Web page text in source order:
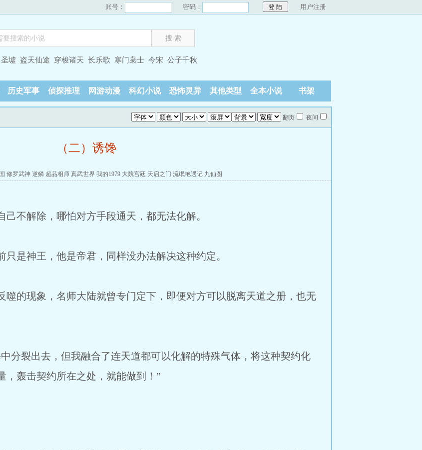
账号： 密码： 用户注册
圣墟 盗天仙途 穿梭诸天 长乐歌 寒门枭士 今宋 公子千秋
历史军事 侦探推理 网游动漫 科幻小说 恐怖灵异 其他类型 全本小说 书架
翻页 夜间
（二）诱馋
修罗武神 逆鳞 超品相师 真武世界 我的1979 大魏宫廷 天启之门 流氓艳遇记 九仙图
不解除，哪怕对方手段通天，都无法化解。
是神王，他是帝君，同样没办法解决这种约定。
的现象，名师大陆就曾专门定下，即便对方可以脱离天道之册，也无
裂出去，但我融合了连天道都可以化解的特殊气体，将这种契约化
轰击契约所在之处，就能做到！”